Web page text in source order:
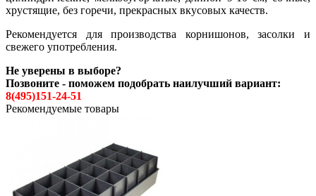
хрустящие, без горечи, прекрасных вкусовых качеств.
Рекомендуется для производства корнишонов, засолки и
свежего употребления.
Не уверены в выборе?
Позвоните - поможем подобрать наилучший вариант:
8(495)151-24-51
Рекомендуемые товары